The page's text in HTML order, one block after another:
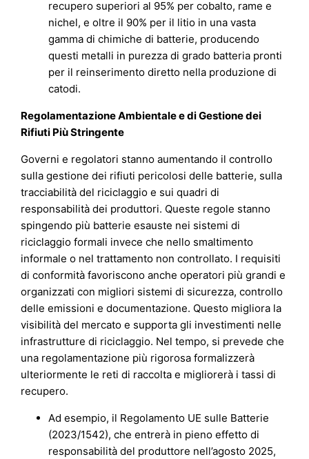
recupero superiori al 95% per cobalto, rame e
nichel, e oltre il 90% per il litio in una vasta
gamma di chimiche di batterie, producendo
questi metalli in purezza di grado batteria pronti
per il reinserimento diretto nella produzione di
catodi.
Regolamentazione Ambientale e di Gestione dei
Rifiuti Più Stringente
Governi e regolatori stanno aumentando il controllo
sulla gestione dei rifiuti pericolosi delle batterie, sulla
tracciabilità del riciclaggio e sui quadri di
responsabilità dei produttori. Queste regole stanno
spingendo più batterie esauste nei sistemi di
riciclaggio formali invece che nello smaltimento
informale o nel trattamento non controllato. I requisiti
di conformità favoriscono anche operatori più grandi e
organizzati con migliori sistemi di sicurezza, controllo
delle emissioni e documentazione. Questo migliora la
visibilità del mercato e supporta gli investimenti nelle
infrastrutture di riciclaggio. Nel tempo, si prevede che
una regolamentazione più rigorosa formalizzerà
ulteriormente le reti di raccolta e migliorerà i tassi di
recupero.
Ad esempio, il Regolamento UE sulle Batterie
(2023/1542), che entrerà in pieno effetto di
responsabilità del produttore nell’agosto 2025,